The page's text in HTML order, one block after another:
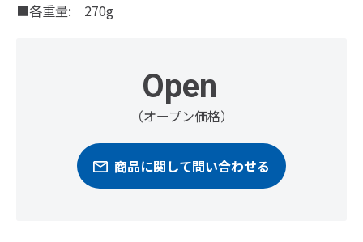
■各重量: 270g
Open
（オープン価格）
商品に関して問い合わせる